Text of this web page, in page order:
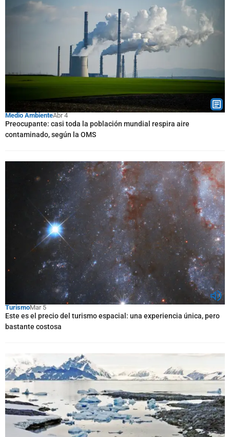
Medio AmbienteAbr 4
Preocupante: casi toda la población mundial respira aire
contaminado, según la OMS
TurismoMar 5
Este es el precio del turismo espacial: una experiencia única, pero
bastante costosa